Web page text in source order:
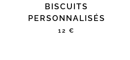
BISCUITS
PERSONNALISÉS
12 €